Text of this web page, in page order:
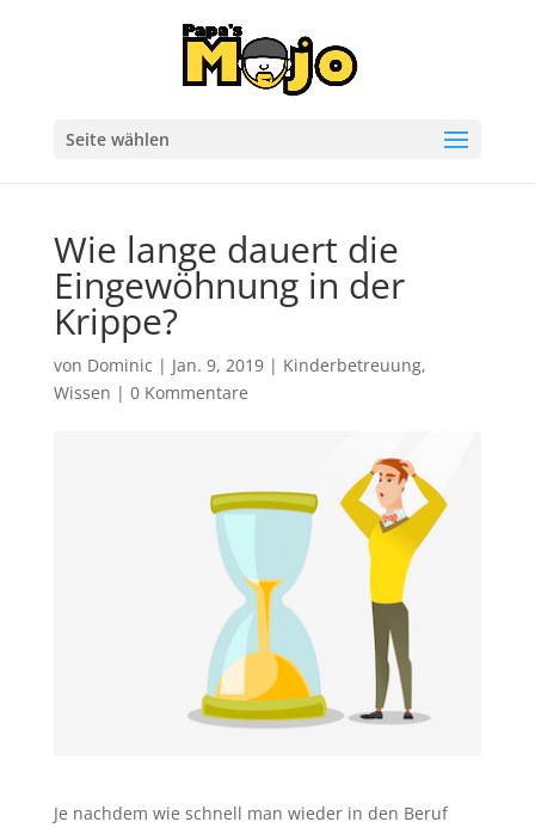
Seite wählen
Wie lange dauert die
Eingewöhnung in der
Krippe?
von Dominic | Jan. 9, 2019| Kinderbetreuung,
Wissen | 0 Kommentare
Je nachdem wie schnell man wieder in den Beruf